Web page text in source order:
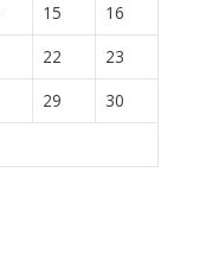
15
16
22
23
29
30